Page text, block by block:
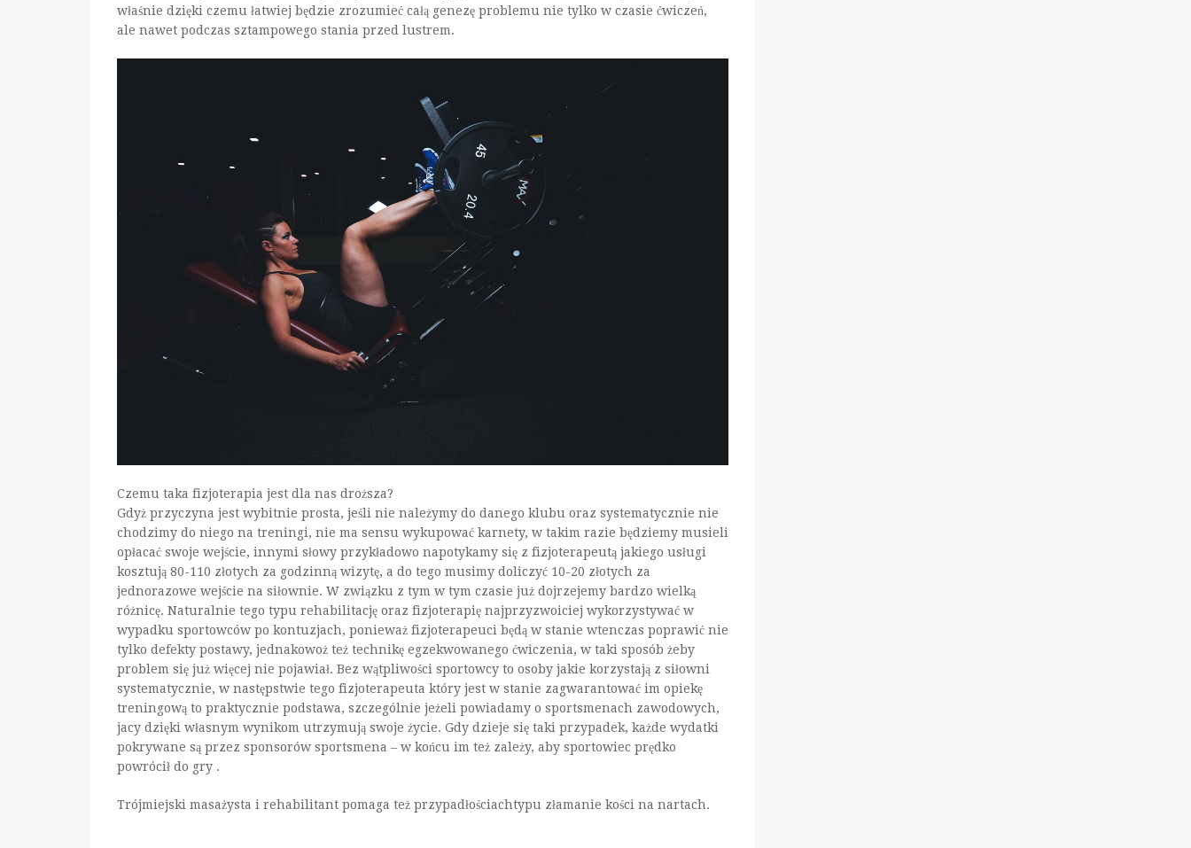
właśnie dzięki czemu łatwiej będzie zrozumieć całą genezę problemu nie tylko w czasie ćwiczeń,
ale nawet podczas sztampowego stania przed lustrem.
Czemu taka fizjoterapia jest dla nas droższa?
Gdyż przyczyna jest wybitnie prosta, jeśli nie należymy do danego klubu oraz systematycznie nie
chodzimy do niego na treningi, nie ma sensu wykupować karnety, w takim razie będziemy musieli
opłacać swoje wejście, innymi słowy przykładowo napotykamy się z fizjoterapeutą jakiego usługi
kosztują 80-110 złotych za godzinną wizytę, a do tego musimy doliczyć 10-20 złotych za
jednorazowe wejście na siłownie. W związku z tym w tym czasie już dojrzejemy bardzo wielką
różnicę. Naturalnie tego typu rehabilitację oraz fizjoterapię najprzyzwoiciej wykorzystywać w
wypadku sportowców po kontuzjach, ponieważ fizjoterapeuci będą w stanie wtenczas poprawić nie
tylko defekty postawy, jednakowoż też technikę egzekwowanego ćwiczenia, w taki sposób żeby
problem się już więcej nie pojawiał. Bez wątpliwości sportowcy to osoby jakie korzystają z siłowni
systematycznie, w następstwie tego fizjoterapeuta który jest w stanie zagwarantować im opiekę
treningową to praktycznie podstawa, szczególnie jeżeli powiadamy o sportsmenach zawodowych,
jacy dzięki własnym wynikom utrzymują swoje życie. Gdy dzieje się taki przypadek, każde wydatki
pokrywane są przez sponsorów sportsmena – w końcu im też zależy, aby sportowiec prędko
powrócił do gry .
Trójmiejski masażysta i rehabilitant pomaga też przypadłościachtypu złamanie kości na nartach.